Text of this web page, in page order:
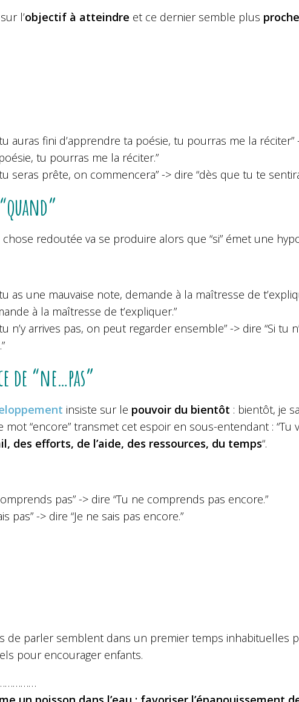
l’objectif à atteindre et ce dernier semble plus proche
auras fini d’apprendre ta poésie, tu pourras me la réciter”
tu pourras me la réciter.”
seras prête, on commencera” -> dire “dès que tu te
chose redoutée va se produire alors que “si” émet une
as une mauvaise note, demande à la maîtresse de
à la maîtresse de t’expliquer.”
n’y arrives pas, on peut regarder ensemble” -> dire “Si tu
de “ne…pas”
insiste sur le pouvoir du bientôt : bientôt, je
mot “encore” transmet cet espoir en sous-entendant : “Tu
des efforts, de l’aide, des ressources, du temps“.
pas” -> dire “Tu ne comprends pas encore.”
pas” -> dire “Je ne sais pas encore.”
de parler semblent dans un premier temps inhabituelles
pour encourager enfants.